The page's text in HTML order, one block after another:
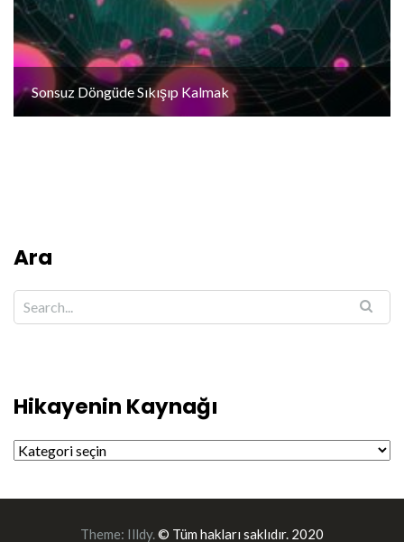
Sonsuz Döngüde Sıkışıp Kalmak
Ara
Hikayenin Kaynağı
Hikayenin Kaynağı
Theme: Illdy.© Tüm hakları saklıdır. 2020